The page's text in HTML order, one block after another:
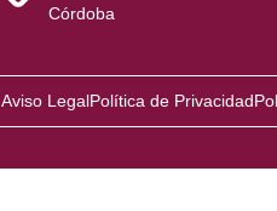
Córdoba
Aviso LegalPolítica de Privacidad